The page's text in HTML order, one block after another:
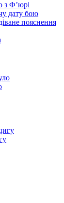
з Ф’юрі
дату бою
пояснення